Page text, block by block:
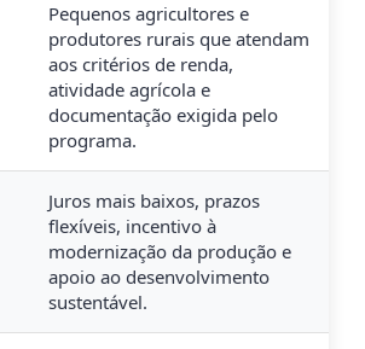
Pequenos agricultores e
produtores rurais que atendam
aos critérios de renda,
atividade agrícola e
documentação exigida pelo
programa.
Juros mais baixos, prazos
flexíveis, incentivo à
modernização da produção e
apoio ao desenvolvimento
sustentável.